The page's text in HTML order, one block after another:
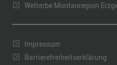
Welterbe Montanregion
Impressum
Barrierefreiheitserklärung